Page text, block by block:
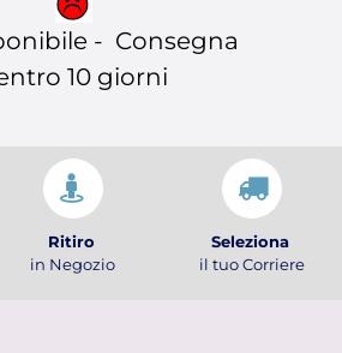
- Consegna
10 giorni
Ritiro
in Negozio
Seleziona
il tuo Corriere